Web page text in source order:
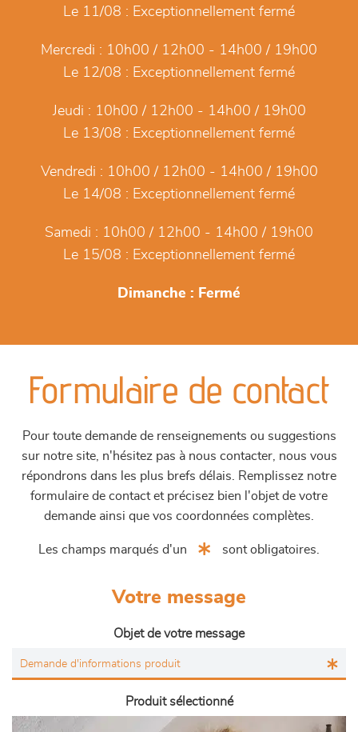
Le 11/08 : Exceptionnellement fermé
Mercredi : 10h00 / 12h00 - 14h00 / 19h00
Le 12/08 : Exceptionnellement fermé
Jeudi : 10h00 / 12h00 - 14h00 / 19h00
Le 13/08 : Exceptionnellement fermé
Vendredi : 10h00 / 12h00 - 14h00 / 19h00
Le 14/08 : Exceptionnellement fermé
Samedi : 10h00 / 12h00 - 14h00 / 19h00
Le 15/08 : Exceptionnellement fermé
Dimanche : Fermé
Formulaire de contact
Pour toute demande de renseignements ou suggestions
sur notre site, n'hésitez pas à nous contacter, nous vous
répondrons dans les plus brefs délais. Remplissez notre
formulaire de contact et précisez bien l'objet de votre
demande ainsi que vos coordonnées complètes.
Les champs marqués d'un sont obligatoires.
Votre message
Objet de votre message
Produit sélectionné